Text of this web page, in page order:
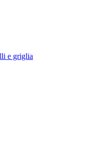
e griglia